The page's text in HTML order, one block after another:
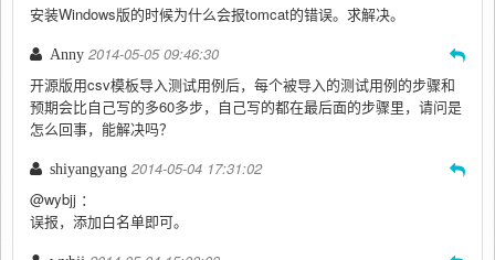
安装Windows版的时候为什么会报tomcat的错误。求解决。
Anny 2014-05-05 09:46:30
开源版用csv模板导入测试用例后，每个被导入的测试用例的步骤和
预期会比自己写的多60多步，自己写的都在最后面的步骤里，请问是
怎么回事，能解决吗？
shiyangyang 2014-05-04 17:31:02
@wybjj ：
误报，添加白名单即可。